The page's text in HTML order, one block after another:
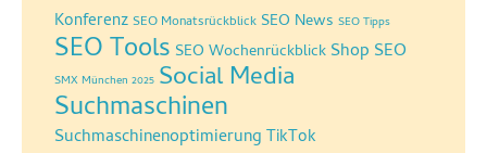
Konferenz SEO Monatsrückblick SEO News SEO Tipps
SEO Tools SEO Wochenrückblick Shop SEO
SMX München 2025 Social Media
Suchmaschinen
Suchmaschinenoptimierung TikTok